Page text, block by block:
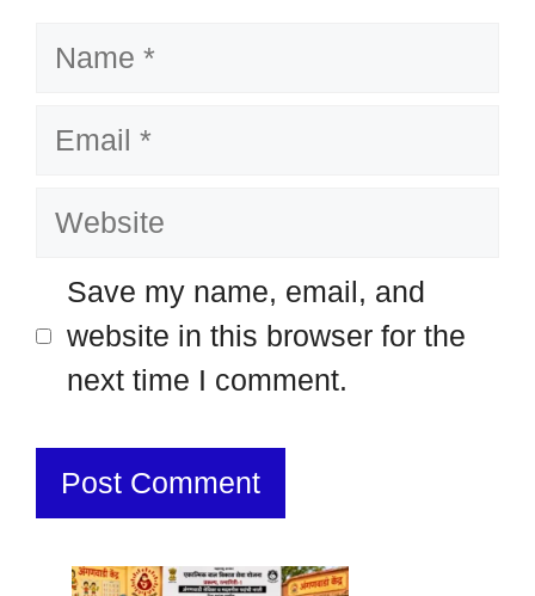
Name
Email
Website
Save my name, email, and
website in this browser for the
next time I comment.